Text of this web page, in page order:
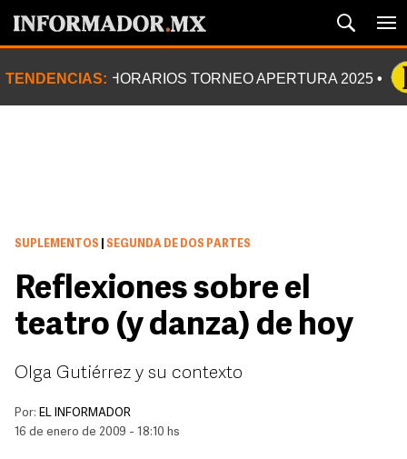
TENDENCIAS: HORARIOS TORNEO APERTURA 2025
SUPLEMENTOS SEGUNDA DE DOS PARTES
Reflexiones sobre el
teatro (y danza) de hoy
Olga Gutiérrez y su contexto
Por: EL INFORMADOR
16 de enero de 2009 - 18:10 hs